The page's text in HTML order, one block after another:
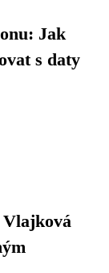
Jak
s daty